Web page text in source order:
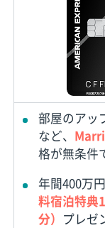
部屋のアッ
など、
格が無条件
年間400万
料宿泊特典
分） プレゼ